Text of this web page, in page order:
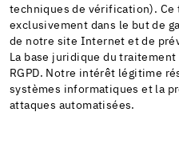
techniques de vérification). Ce
exclusivement dans le but de
de notre site Internet et de
La base juridique du
RGPD. Notre intérêt légitime
systèmes informatiques et la
attaques automatisées.